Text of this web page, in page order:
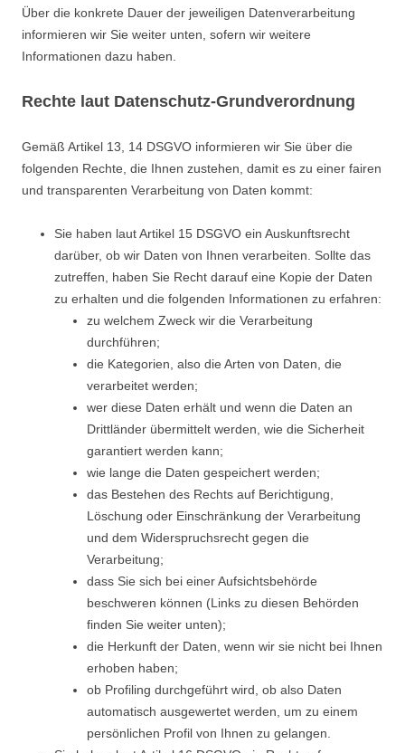
Über die konkrete Dauer der jeweiligen Datenverarbeitung
informieren wir Sie weiter unten, sofern wir weitere
Informationen dazu haben.
Rechte laut Datenschutz-Grundverordnung
Gemäß Artikel 13, 14 DSGVO informieren wir Sie über die
folgenden Rechte, die Ihnen zustehen, damit es zu einer fairen
und transparenten Verarbeitung von Daten kommt:
Sie haben laut Artikel 15 DSGVO ein Auskunftsrecht
darüber, ob wir Daten von Ihnen verarbeiten. Sollte das
zutreffen, haben Sie Recht darauf eine Kopie der Daten
zu erhalten und die folgenden Informationen zu erfahren:
zu welchem Zweck wir die Verarbeitung
durchführen;
die Kategorien, also die Arten von Daten, die
verarbeitet werden;
wer diese Daten erhält und wenn die Daten an
Drittländer übermittelt werden, wie die Sicherheit
garantiert werden kann;
wie lange die Daten gespeichert werden;
das Bestehen des Rechts auf Berichtigung,
Löschung oder Einschränkung der Verarbeitung
und dem Widerspruchsrecht gegen die
Verarbeitung;
dass Sie sich bei einer Aufsichtsbehörde
beschweren können (Links zu diesen Behörden
finden Sie weiter unten);
die Herkunft der Daten, wenn wir sie nicht bei Ihnen
erhoben haben;
ob Profiling durchgeführt wird, ob also Daten
automatisch ausgewertet werden, um zu einem
persönlichen Profil von Ihnen zu gelangen.